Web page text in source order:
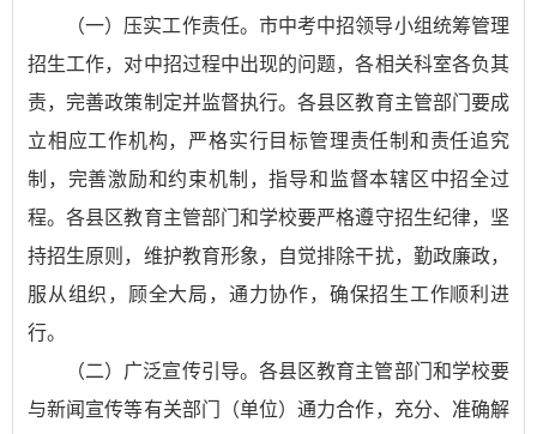
（一）压实工作责任。市中考中招领导小组统筹管理
招生工作，对中招过程中出现的问题，各相关科室各负其
责，完善政策制定并监督执行。各县区教育主管部门要成
立相应工作机构，严格实行目标管理责任制和责任追究
制，完善激励和约束机制，指导和监督本辖区中招全过
程。各县区教育主管部门和学校要严格遵守招生纪律，坚
持招生原则，维护教育形象，自觉排除干扰，勤政廉政，
服从组织，顾全大局，通力协作，确保招生工作顺利进
行。
（二）广泛宣传引导。各县区教育主管部门和学校要
与新闻宣传等有关部门（单位）通力合作，充分、准确解